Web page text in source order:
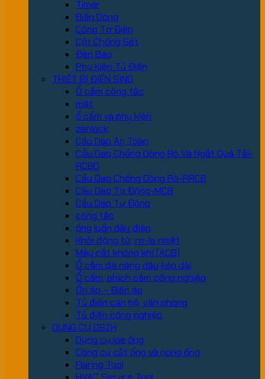
Timer
Biến Dòng
Công Tơ Điện
Cột Chống Sét
Đèn Báo
Phụ Kiện Tủ Điện
THIẾT BỊ ĐIỆN SINO
Ổ cắm công tắc
mặt
ổ cấm và phụ kiện
zenlock
Cầu Dao An Toàn
Cầu Dao Chống Dòng Rò Và Ngắt Quá Tải-
RCBO
Cầu Dao Chống Dòng Rò-RRCB
Cầu Dao Tự Động-MCB
Cầu Dao Tự Động
công tắc
ống luồn dây điện
Khởi động từ, rơ-le nhiệt
Máy cắt không khí (ACB)
Ổ cắm đa năng dây kéo dài
Ổ cắm, phích cắm công nghiệp
Ổn áp – Biến áp
Tủ điện căn hộ, văn phòng
Tủ điện công nghiệp
DỤNG CỤ DSZH
Dụng cụ loe ống
Công cụ cắt ống và nong ống
Flaring Tool